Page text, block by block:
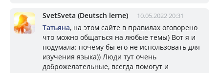
SvetSveta (Deutsch lerne) 10.05.2022 20:31
Taтьяна, на этом сайте в правилах оговорено
что можно общаться на любые темы) Вот я и
подумала: почему бы его не использовать для
изучения языка)) Люди тут очень
доброжелательные, всегда помогут и